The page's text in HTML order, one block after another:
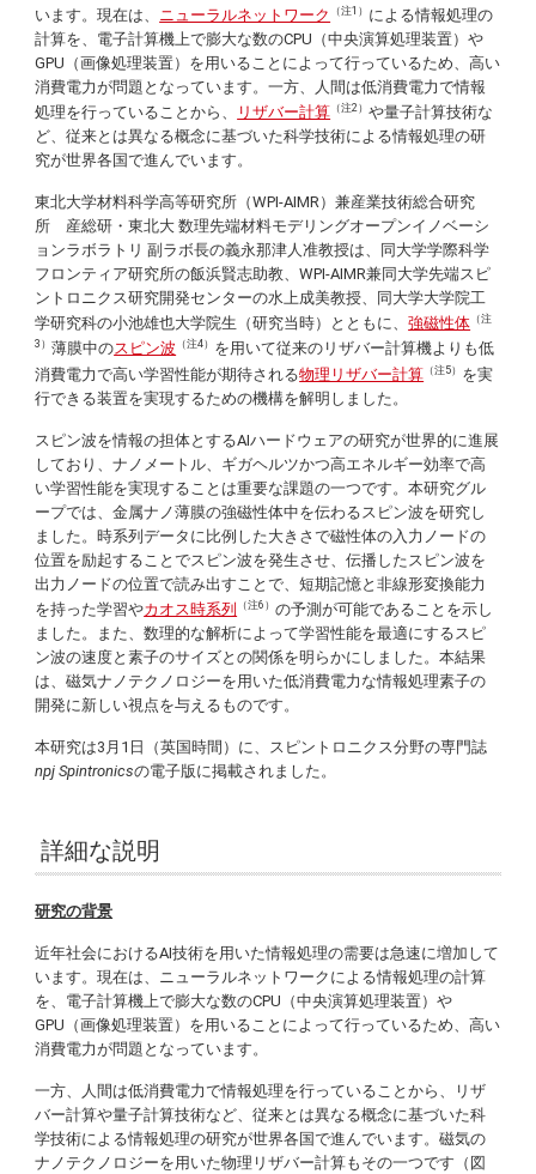
います。現在は、
ニューラルネットワーク （注1） による情報処理の
計算を、電子計算機上で膨大な数のCPU（中央演算処理装置）や
GPU（画像処理装置）を用いることによって行っているため、高い
消費電力が問題となっています。一方、人間は低消費電力で情報
処理を行っていることから、
リザバー計算 （注2） や量子計算技術な
ど、従来とは異なる概念に基づいた科学技術による情報処理の研
究が世界各国で進んでいます。
東北大学材料科学高等研究所（WPI-AIMR）兼産業技術総合研究
所 産総研・東北大 数理先端材料モデリングオープンイノベーシ
ョンラボラトリ 副ラボ長の義永那津人准教授は、同大学学際科学
フロンティア研究所の飯浜賢志助教、WPI-AIMR兼同大学先端スピ
ントロニクス研究開発センターの水上成美教授、同大学大学院工
学研究科の小池雄也大学院生（研究当時）とともに、強磁性体 （注
3）薄膜中のスピン波 （注4） を用いて従来のリザバー計算機よりも低
消費電力で高い学習性能が期待される物理リザバー計算 （注5） を実
行できる装置を実現するための機構を解明しました。
スピン波を情報の担体とするAIハードウェアの研究が世界的に進展
しており、ナノメートル、ギガヘルツかつ高エネルギー効率で高
い学習性能を実現することは重要な課題の一つです。本研究グル
ープでは、金属ナノ薄膜の強磁性体中を伝わるスピン波を研究し
ました。時系列データに比例した大きさで磁性体の入力ノードの
位置を励起することでスピン波を発生させ、伝播したスピン波を
出力ノードの位置で読み出すことで、短期記憶と非線形変換能力
を持った学習やカオス時系列 （注6） の予測が可能であることを示し
ました。また、数理的な解析によって学習性能を最適にするスピ
ン波の速度と素子のサイズとの関係を明らかにしました。本結果
は、磁気ナノテクノロジーを用いた低消費電力な情報処理素子の
開発に新しい視点を与えるものです。
本研究は3月1日（英国時間）に、スピントロニクス分野の専門誌
npj Spintronicsの電子版に掲載されました。
詳細な説明
研究の背景
近年社会におけるAI技術を用いた情報処理の需要は急速に増加して
います。現在は、ニューラルネットワークによる情報処理の計算
を、電子計算機上で膨大な数のCPU（中央演算処理装置）や
GPU（画像処理装置）を用いることによって行っているため、高い
消費電力が問題となっています。
一方、人間は低消費電力で情報処理を行っていることから、リザ
バー計算や量子計算技術など、従来とは異なる概念に基づいた科
学技術による情報処理の研究が世界各国で進んでいます。磁気の
ナノテクノロジーを用いた物理リザバー計算もその一つです（図